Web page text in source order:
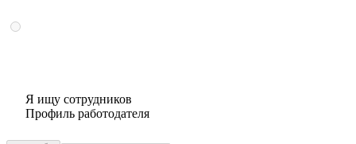
Я ищу сотрудников
Профиль работодателя